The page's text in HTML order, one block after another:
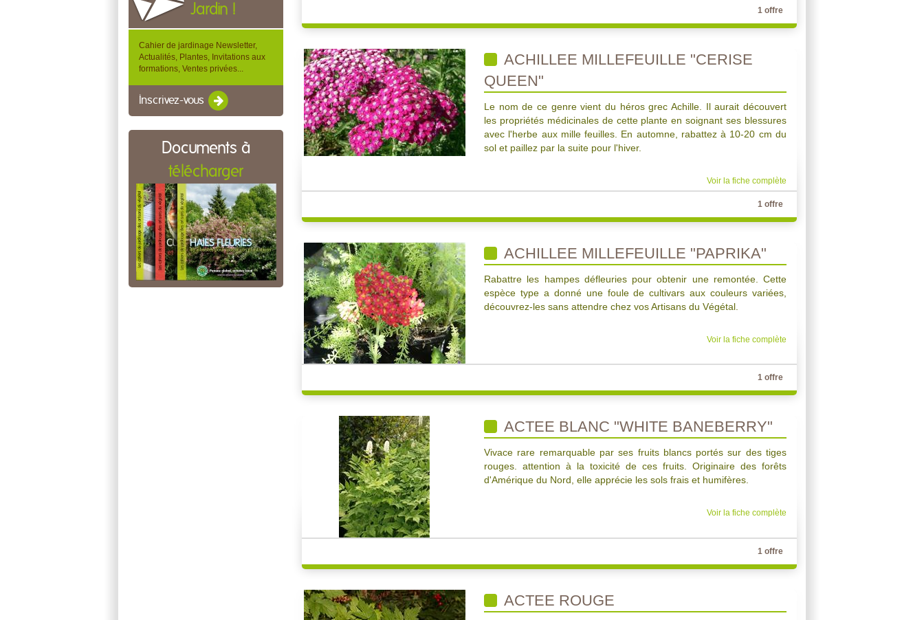
Jardin !
Cahier de jardinage Newsletter,
Actualités, Plantes, Invitations aux
formations, Ventes privées...
Inscrivez-vous
Documents à
télécharger
1 offre
ACHILLEE MILLEFEUILLE "CERISE
QUEEN"
Le nom de ce genre vient du héros grec Achille. Il aurait découvert
les propriétés médicinales de cette plante en soignant ses blessures
avec l'herbe aux mille feuilles. En automne, rabattez à 10-20 cm du
sol et paillez par la suite pour l'hiver.
Voir la fiche complète
1 offre
ACHILLEE MILLEFEUILLE "PAPRIKA"
Rabattre les hampes défleuries pour obtenir une remontée. Cette
espèce type a donné une foule de cultivars aux couleurs variées,
découvrez-les sans attendre chez vos Artisans du Végétal.
Voir la fiche complète
1 offre
ACTEE BLANC "WHITE BANEBERRY"
Vivace rare remarquable par ses fruits blancs portés sur des tiges
rouges. attention à la toxicité de ces fruits. Originaire des forêts
d'Amérique du Nord, elle apprécie les sols frais et humifères.
Voir la fiche complète
1 offre
ACTEE ROUGE